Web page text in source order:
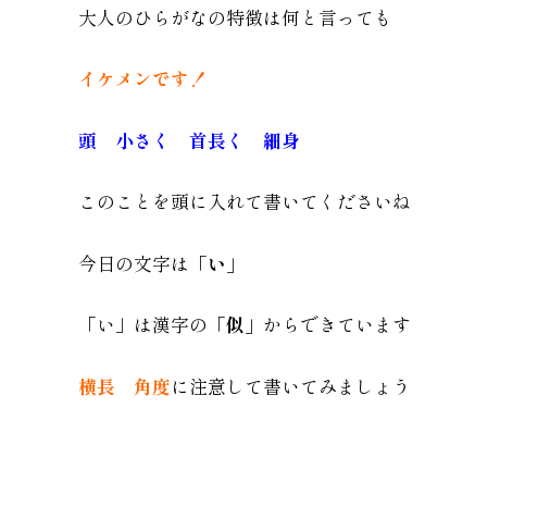
大人のひらがなの特徴は何と言っても
イケメンです！
頭 小さく 首長く 細身
このことを頭に入れて書いてくださいね
今日の文字は 「い」
「い」は漢字の 「似」 からできています
横長 角度に注意して書いてみましょう